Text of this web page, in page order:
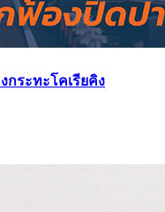
กระทะโคเรียคิง